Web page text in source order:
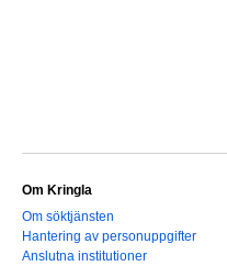
Om Kringla
Om söktjänsten
Hantering av personuppgifter
Anslutna institutioner